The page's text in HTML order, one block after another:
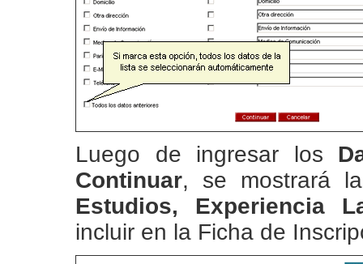
Luego de ingresar los
Continuar, se mostrará
Estudios, Experiencia
incluir en la Ficha de